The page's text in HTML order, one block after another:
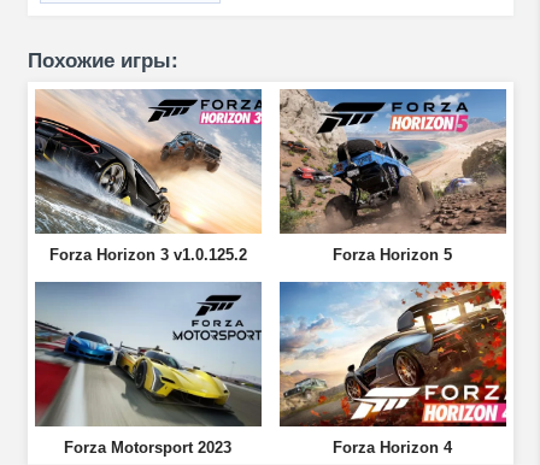
Похожие игры:
Forza Horizon 3 v1.0.125.2 Forza Horizon 5
Forza Motorsport 2023 Forza Horizon 4